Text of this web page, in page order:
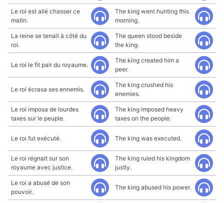
Le roi est allé chasser ce
matin.
The king went hunting this
morning.
La reine se tenait à côté du
roi.
The queen stood beside
the king.
Le roi le fit pair du royaume.
The king created him a
peer.
Le roi écrasa ses ennemis.
The king crushed his
enemies.
Le roi imposa de lourdes
taxes sur le peuple.
The king imposed heavy
taxes on the people.
Le roi fut exécuté. The king was executed.
Le roi régnait sur son
royaume avec justice.
The king ruled his kingdom
justly.
Le roi a abusé de son
pouvoir.
The king abused his power.